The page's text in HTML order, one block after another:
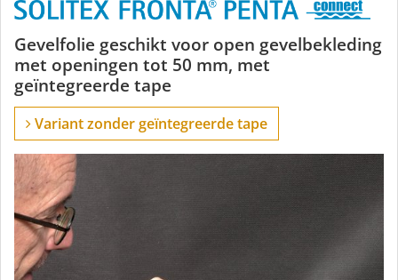
SOLITEX
FRONTA
PENTA
connect
Gevelfolie geschikt voor open gevelbekleding
met openingen tot 50 mm, met
geïntegreerde tape
Variant zonder geïntegreerde tape